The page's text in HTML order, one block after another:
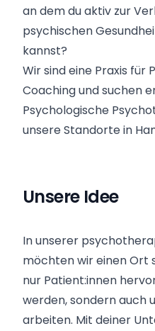
an dem du aktiv zur
psychischen
kannst?
Wir sind eine Praxis für
Coaching und suchen
Psychologische
unsere Standorte in
Unsere Idee
In unserer
möchten wir einen Ort
nur Patient:innen
werden, sondern auch
arbeiten. Mit deiner